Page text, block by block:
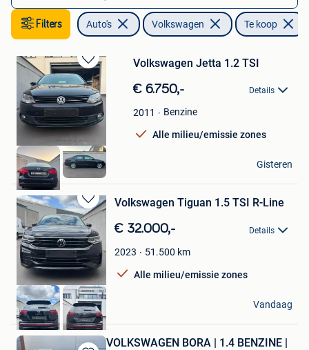
Filters Auto's Volkswagen Te koop
Bewaren
in
Mijn
Favorieten
Volkswagen Jetta 1.2 TSI
€ 6.750,- Details
2011 Benzine
Alle milieu/emissie zones
BT CARS
Lier
Gisteren
Bewaren
in
Mijn
Favorieten
Volkswagen Tiguan 1.5 TSI R-Line
€ 32.000,- Details
2023 51.500 km
Alle milieu/emissie zones
BT CARS
Lier
Vandaag
VOLKSWAGEN BORA | 1.4 BENZINE |